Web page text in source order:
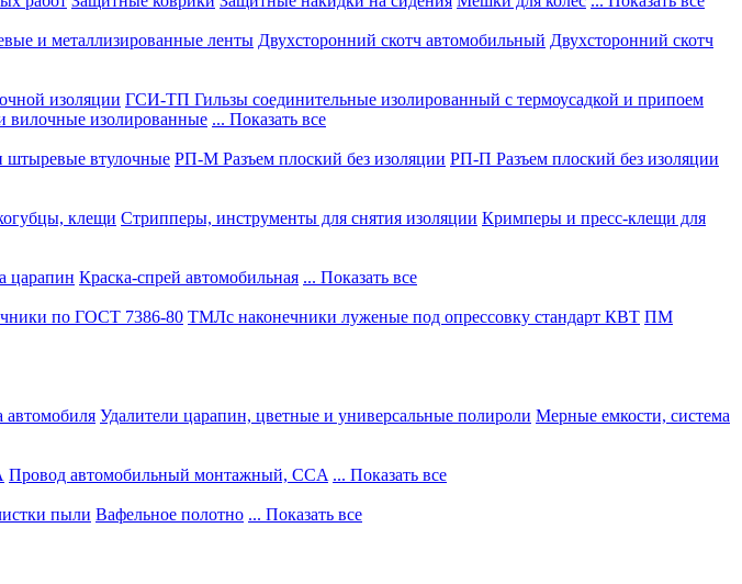
и металлизированные ленты Двухсторонний скотч автомобильный Двухсторонний скотч
изоляции ГСИ-ТП Гильзы соединительные изолированный с термоусадкой и припоем
изолированные ... Показать все
втулочные РП-М Разъем плоский без изоляции РП-П Разъем плоский без изоляции
клещи Стрипперы, инструменты для снятия изоляции Кримперы и пресс-клещи для
царапин Краска-спрей автомобильная ... Показать все
по ГОСТ 7386-80 ТМЛс наконечники луженые под опрессовку стандарт КВТ ПМ
автомобиля Удалители царапин, цветные и универсальные полироли Мерные емкости, система
Провод автомобильный монтажный, CCA ... Показать все
пыли Вафельное полотно ... Показать все